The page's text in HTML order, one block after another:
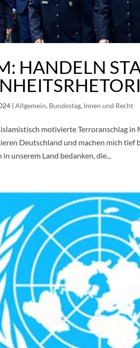
HANDELN
|Allgemein, Bundestag, Innen und Recht
motivierte Terroranschlag
Deutschland und machen mich tief
unserem Land bedanken, die...